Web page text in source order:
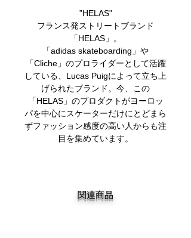
”HELAS"
フランス発ストリートブランド
「HELAS」。
「adidas skateboarding」や
「Cliche」のプロライダーとして活躍
している、Lucas Puigによって立ち上
げられたブランド。今、この
「HELAS」のプロダクトがヨーロッ
パを中心にスケーターだけにとどまら
ずファッション感度の高い人からも注
目を集めています。
関連商品